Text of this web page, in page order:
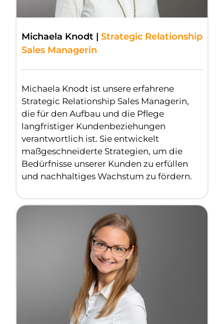
Michaela Knodt | Strategic Relationship
Sales Managerin
Michaela Knodt ist unsere erfahrene
Strategic Relationship Sales Managerin,
die für den Aufbau und die Pflege
langfristiger Kundenbeziehungen
verantwortlich ist. Sie entwickelt
maßgeschneiderte Strategien, um die
Bedürfnisse unserer Kunden zu erfüllen
und nachhaltiges Wachstum zu fördern.